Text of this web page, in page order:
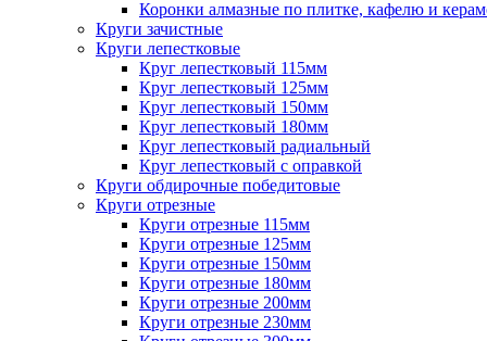
Коронки алмазные по плитке, кафелю и
Круги зачистные
Круги лепестковые
Круг лепестковый 115мм
Круг лепестковый 125мм
Круг лепестковый 150мм
Круг лепестковый 180мм
Круг лепестковый радиальный
Круг лепестковый с оправкой
Круги обдирочные победитовые
Круги отрезные
Круги отрезные 115мм
Круги отрезные 125мм
Круги отрезные 150мм
Круги отрезные 180мм
Круги отрезные 200мм
Круги отрезные 230мм